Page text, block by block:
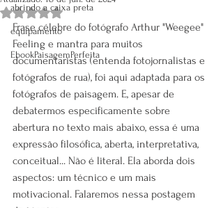
abrindo a caixa preta
equipamento
EbookPaisagemPerfeita
Avaliado com NaN de 5 estrelas.
Frase célebre do fotógrafo Arthur "Weegee"
Feeling e mantra para muitos
documentaristas (entenda fotojornalistas e
fotógrafos de rua), foi aqui adaptada para os
fotógrafos de paisagem. E, apesar de
debatermos especificamente sobre
abertura no texto mais abaixo, essa é uma
expressão filosófica, aberta, interpretativa,
conceitual... Não é literal. Ela aborda dois
aspectos: um técnico e um mais
motivacional. Falaremos nessa postagem